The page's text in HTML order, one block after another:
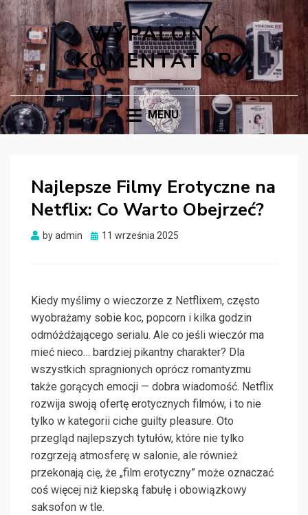
WYPALONY
KOMENTATOR
MENU
Najlepsze Filmy Erotyczne na
Netflix: Co Warto Obejrzeć?
byadmin
Posted
11 września 2025
Kiedy myślimy o wieczorze z Netflixem, często
wyobrażamy sobie koc, popcorn i kilka godzin
odmóżdżającego serialu. Ale co jeśli wieczór ma
mieć nieco… bardziej pikantny charakter? Dla
wszystkich spragnionych oprócz romantyzmu
także gorących emocji — dobra wiadomość. Netflix
rozwija swoją ofertę erotycznych filmów, i to nie
tylko w kategorii ciche guilty pleasure. Oto
przegląd najlepszych tytułów, które nie tylko
rozgrzeją atmosferę w salonie, ale również
przekonają cię, że „film erotyczny” może oznaczać
coś więcej niż kiepską fabułę i obowiązkowy
saksofon w tle.